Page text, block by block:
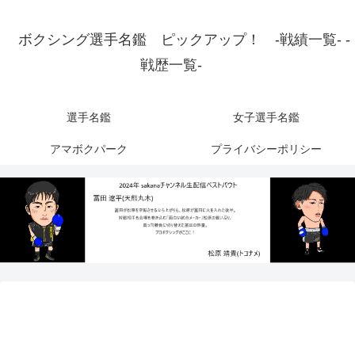
ボクシング選手名鑑 ピックアップ！ -戦績一覧- -
戦歴一覧-
選手名鑑 女子選手名鑑
アマボクパーク プライバシーポリシー